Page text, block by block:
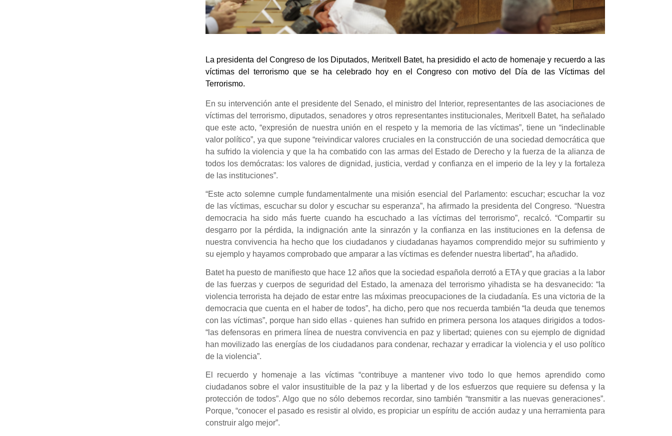
La presidenta del Congreso de los Diputados, Meritxell Batet, ha presidido el acto de homenaje y recuerdo a las
víctimas del terrorismo que se ha celebrado hoy en el Congreso con motivo del Día de las Víctimas del
Terrorismo.
En su intervención ante el presidente del Senado, el ministro del Interior, representantes de las asociaciones de
víctimas del terrorismo, diputados, senadores y otros representantes institucionales, Meritxell Batet, ha señalado
que este acto, “expresión de nuestra unión en el respeto y la memoria de las víctimas”, tiene un “indeclinable
valor político”, ya que supone “reivindicar valores cruciales en la construcción de una sociedad democrática que
ha sufrido la violencia y que la ha combatido con las armas del Estado de Derecho y la fuerza de la alianza de
todos los demócratas: los valores de dignidad, justicia, verdad y confianza en el imperio de la ley y la fortaleza
de las instituciones”.
“Este acto solemne cumple fundamentalmente una misión esencial del Parlamento: escuchar; escuchar la voz
de las víctimas, escuchar su dolor y escuchar su esperanza”, ha afirmado la presidenta del Congreso. “Nuestra
democracia ha sido más fuerte cuando ha escuchado a las víctimas del terrorismo”, recalcó. “Compartir su
desgarro por la pérdida, la indignación ante la sinrazón y la confianza en las instituciones en la defensa de
nuestra convivencia ha hecho que los ciudadanos y ciudadanas hayamos comprendido mejor su sufrimiento y
su ejemplo y hayamos comprobado que amparar a las víctimas es defender nuestra libertad”, ha añadido.
Batet ha puesto de manifiesto que hace 12 años que la sociedad española derrotó a ETA y que gracias a la labor
de las fuerzas y cuerpos de seguridad del Estado, la amenaza del terrorismo yihadista se ha desvanecido: “la
violencia terrorista ha dejado de estar entre las máximas preocupaciones de la ciudadanía. Es una victoria de la
democracia que cuenta en el haber de todos”, ha dicho, pero que nos recuerda también “la deuda que tenemos
con las víctimas”, porque han sido ellas - quienes han sufrido en primera persona los ataques dirigidos a todos-
“las defensoras en primera línea de nuestra convivencia en paz y libertad; quienes con su ejemplo de dignidad
han movilizado las energías de los ciudadanos para condenar, rechazar y erradicar la violencia y el uso político
de la violencia”.
El recuerdo y homenaje a las víctimas “contribuye a mantener vivo todo lo que hemos aprendido como
ciudadanos sobre el valor insustituible de la paz y la libertad y de los esfuerzos que requiere su defensa y la
protección de todos”. Algo que no sólo debemos recordar, sino también “transmitir a las nuevas generaciones”.
Porque, “conocer el pasado es resistir al olvido, es propiciar un espíritu de acción audaz y una herramienta para
construir algo mejor”.